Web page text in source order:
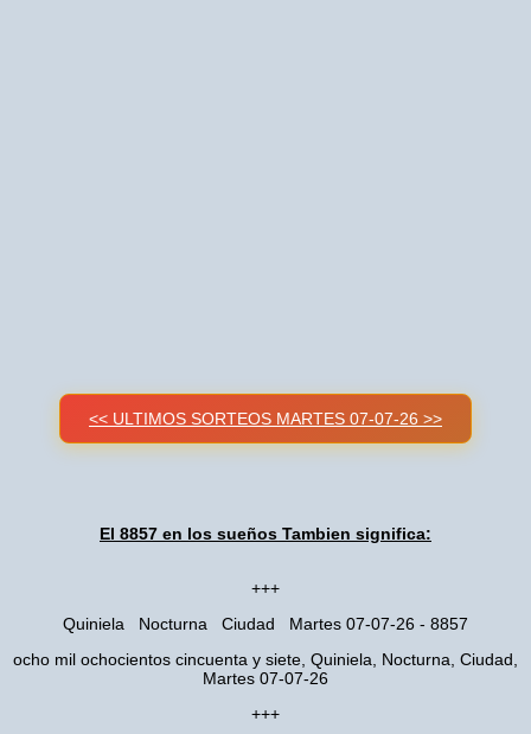
<< ULTIMOS SORTEOS MARTES 07-07-26 >>
El 8857 en los sueños Tambien significa:
+++
Quiniela Nocturna Ciudad Martes 07-07-26 - 8857
ocho mil ochocientos cincuenta y siete, Quiniela, Nocturna, Ciudad,
Martes 07-07-26
+++